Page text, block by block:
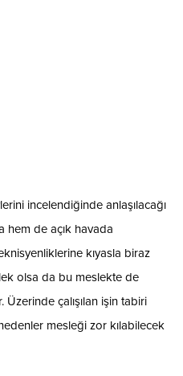
incelendiğinde anlaşılacağı
hem de açık havada
kıyasla biraz
olsa da bu meslekte de
Üzerinde çalışılan işin tabiri
mesleği zor kılabilecek